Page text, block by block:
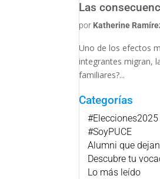
Las
por Katherine
Uno de los efectos
integrantes migran,
familiares?...
Categorías
#Elecciones2025
#SoyPUCE
Alumni que
Descubre tu
Lo más leído